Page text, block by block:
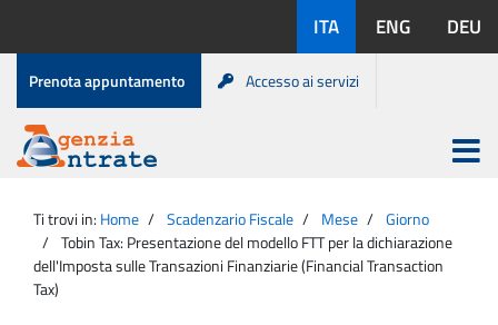
contenuto
disponibili:
ITA ENG DEU
Menu
di
servizio
Prenota appuntamento Accesso ai servizi
Agenzia
Entrate
Apri
menu
principale
Ti trovi in: Home Scadenzario Fiscale Mese
Giorno
Tobin Tax: Presentazione del modello FTT per la dichiarazione
dell'Imposta sulle Transazioni Finanziarie (Financial Transaction
Tax)